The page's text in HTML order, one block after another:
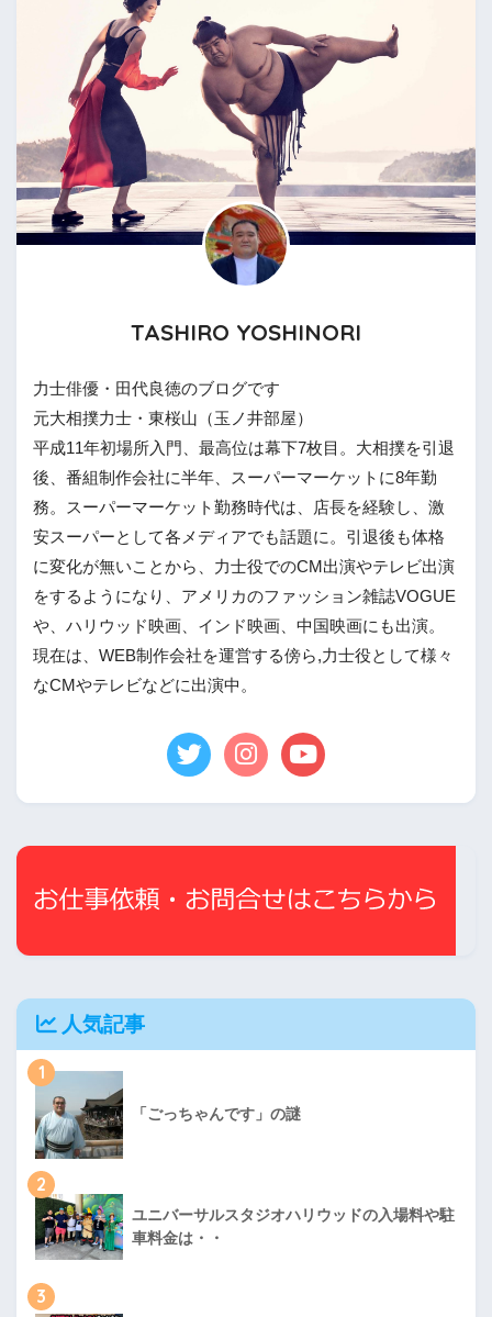
TASHIRO YOSHINORI
力士俳優・田代良徳のブログです
元大相撲力士・東桜山（玉ノ井部屋）
平成11年初場所入門、最高位は幕下7枚目。大相撲を引退
後、番組制作会社に半年、スーパーマーケットに8年勤
務。スーパーマーケット勤務時代は、店長を経験し、激
安スーパーとして各メディアでも話題に。引退後も体格
に変化が無いことから、力士役でのCM出演やテレビ出演
をするようになり、アメリカのファッション雑誌VOGUE
や、ハリウッド映画、インド映画、中国映画にも出演。
現在は、WEB制作会社を運営する傍ら,力士役として様々
なCMやテレビなどに出演中。
人気記事
1
「ごっちゃんです」の謎
2
ユニバーサルスタジオハリウッドの入場料や駐
車料金は・・
3